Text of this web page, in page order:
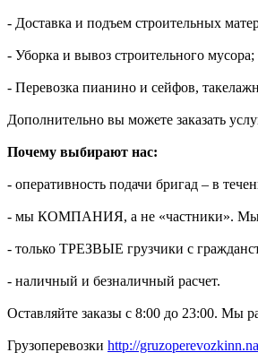
- Доставка и подъем строительных
- Уборка и вывоз строительного мусора;
- Перевозка пианино и сейфов,
Дополнительно вы можете заказать
Почему выбирают нас:
- оперативность подачи бригад – в
- мы КОМПАНИЯ, а не «частники». Мы
- только ТРЕЗВЫЕ грузчики с
- наличный и безналичный расчет.
Оставляйте заказы с 8:00 до 23:00. Мы
Грузоперевозки http://